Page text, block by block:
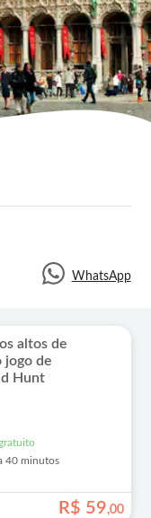
WhatsApp
altos de
jogo de
Hunt
40 minutos
R$ 59,00